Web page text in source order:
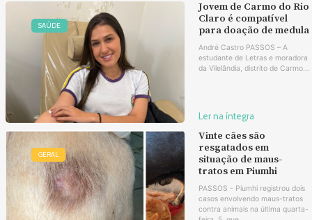
SAÚDE
Jovem de Carmo do Rio
Claro é compatível
para doação de medula
André Castro PASSOS – A
estudante de Letras e moradora
da Vilelândia, distrito de Carmo...
Ler na íntegra
GERAL
Vinte cães são
resgatados em
situação de maus-
tratos em Piumhi
PASSOS - Piumhi registrou dois
casos envolvendo maus-tratos
contra animais na última quarta-